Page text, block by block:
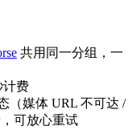
共用同一分组，一
计费
（媒体 URL 不可达 /
可放心重试